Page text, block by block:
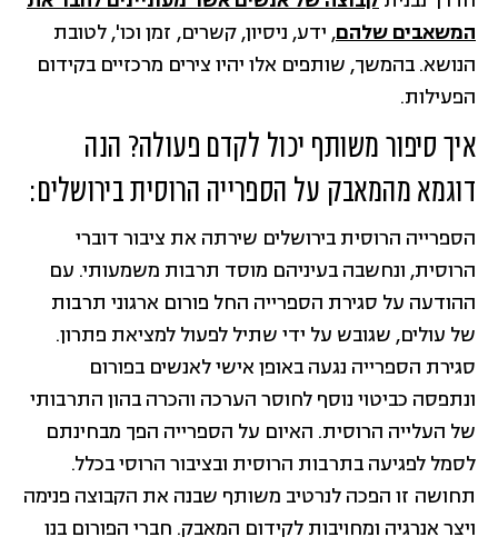
המשאבים שלהם, ידע, ניסיון, קשרים, זמן וכו', לטובת
הנושא. בהמשך, שותפים אלו יהיו צירים מרכזיים בקידום
הפעילות.
איך סיפור משותף יכול לקדם פעולה? הנה
דוגמא מהמאבק על הספרייה הרוסית בירושלים:
הספרייה הרוסית בירושלים שירתה את ציבור דוברי
הרוסית, ונחשבה בעיניהם מוסד תרבות משמעותי. עם
ההודעה על סגירת הספרייה החל פורום ארגוני תרבות
של עולים, שגובש על ידי שתיל לפעול למציאת פתרון.
סגירת הספרייה נגעה באופן אישי לאנשים בפורום
ונתפסה כביטוי נוסף לחוסר הערכה והכרה בהון התרבותי
של העלייה הרוסית. האיום על הספרייה הפך מבחינתם
לסמל לפגיעה בתרבות הרוסית ובציבור הרוסי בכלל.
תחושה זו הפכה לנרטיב משותף שבנה את הקבוצה פנימה
ויצר אנרגיה ומחויבות לקידום המאבק. חברי הפורום בנו